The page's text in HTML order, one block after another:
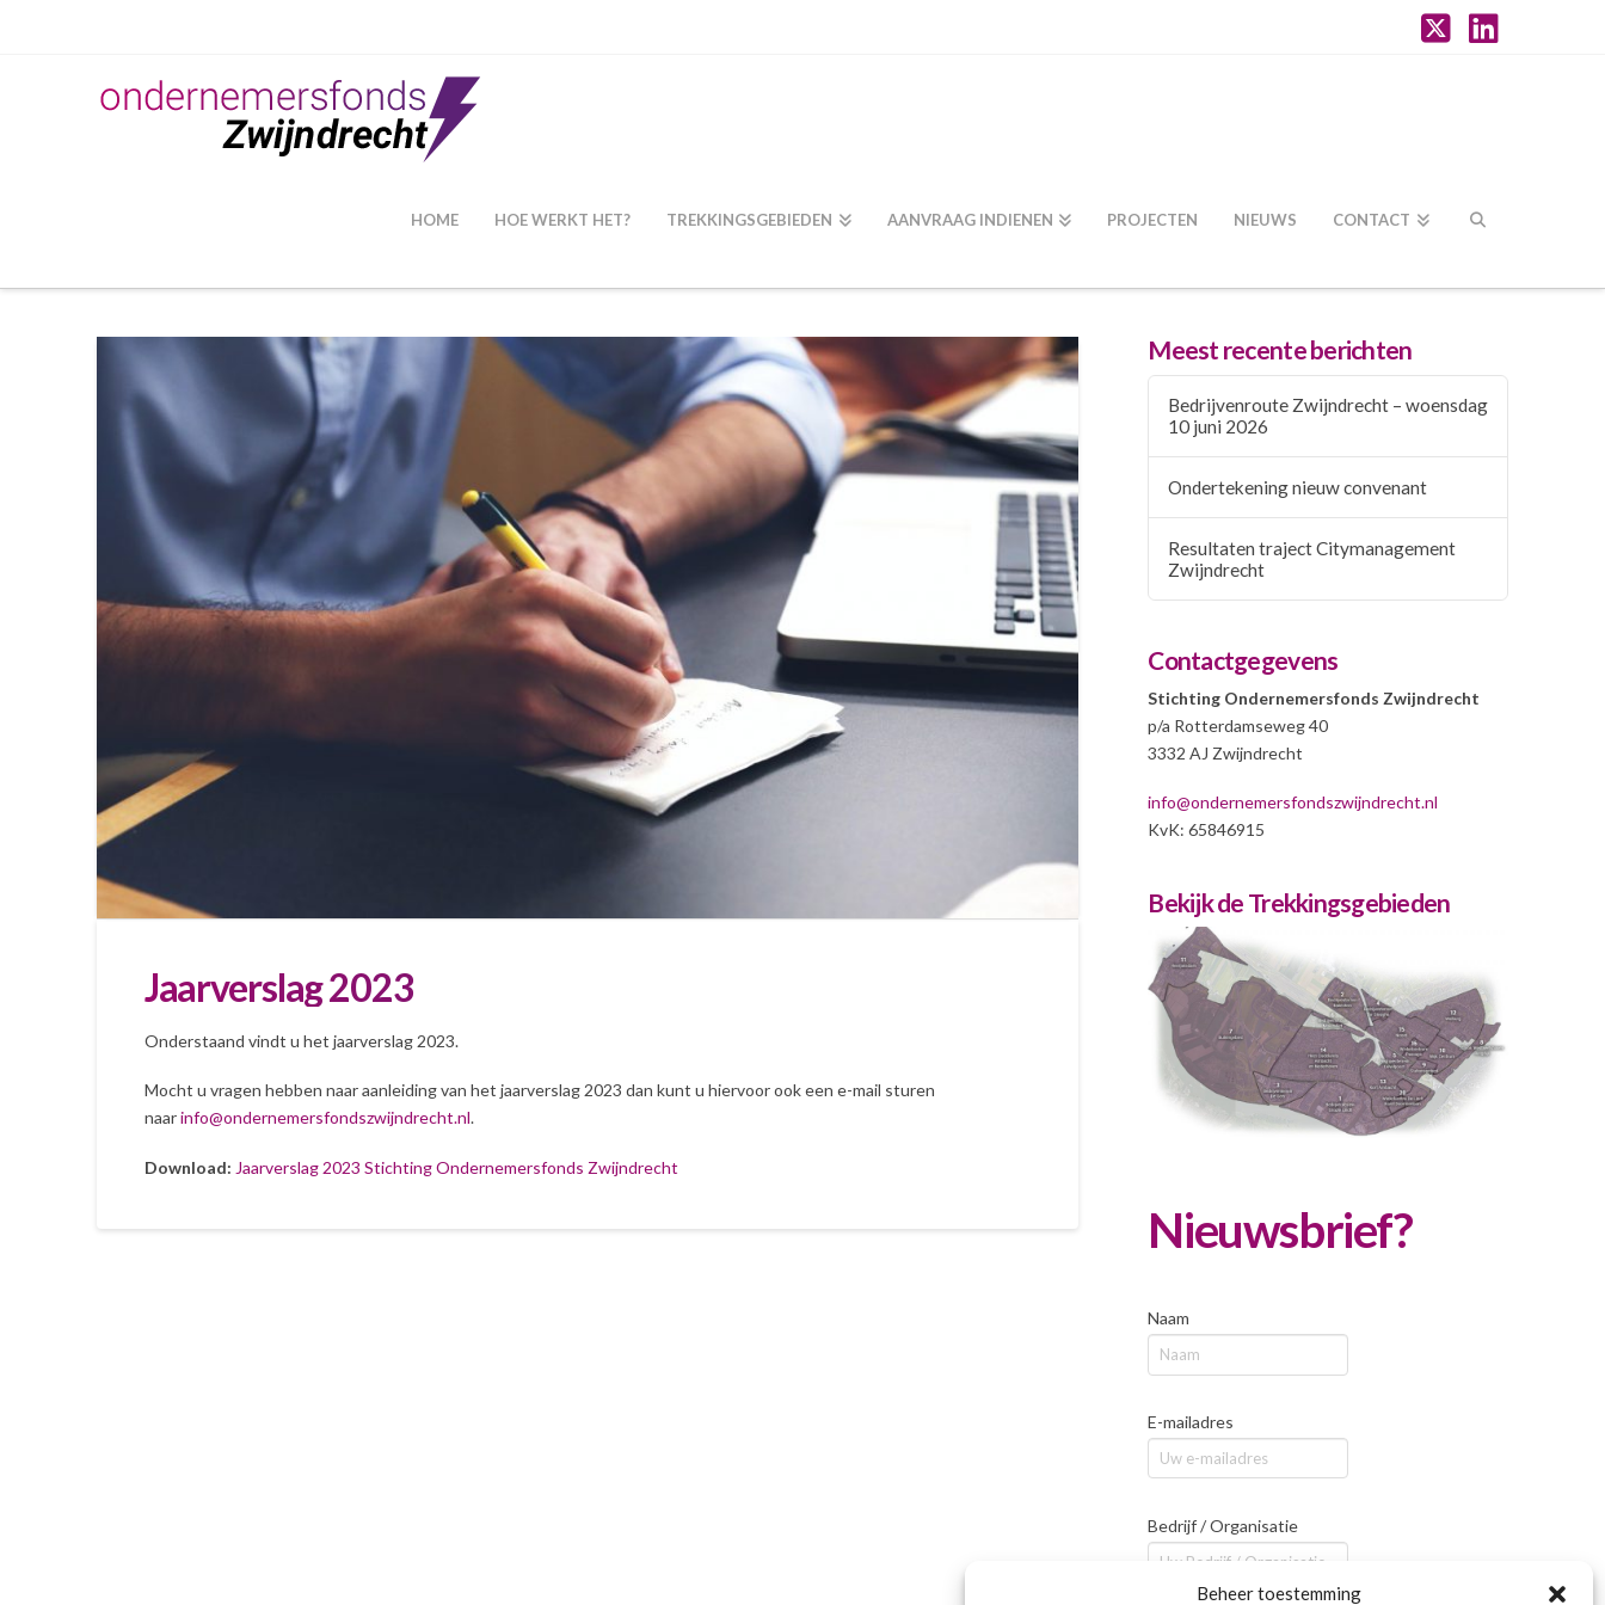
Beheer toestemming
HOME HOE WERKT HET? TREKKINGSGEBIEDEN AANVRAAG INDIENEN PROJECTEN NIEUWS CONTACT
Jaarverslag 2023
Onderstaand vindt u het jaarverslag 2023.
Mocht u vragen hebben naar aanleiding van het jaarverslag 2023 dan kunt u hiervoor ook een e-mail sturen
naarinfo@ondernemersfondszwijndrecht.nl.
Download: Jaarverslag 2023 Stichting Ondernemersfonds Zwijndrecht
Meest recente berichten
Bedrijvenroute Zwijndrecht – woensdag
10 juni 2026
Ondertekening nieuw convenant
Resultaten traject Citymanagement
Zwijndrecht
Contactgegevens
Stichting Ondernemersfonds Zwijndrecht
p/a Rotterdamseweg 40
3332 AJ Zwijndrecht
info@ondernemersfondszwijndrecht.nl
KvK: 65846915
Bekijk de Trekkingsgebieden
Nieuwsbrief?
Naam
E-mailadres
Bedrijf / Organisatie